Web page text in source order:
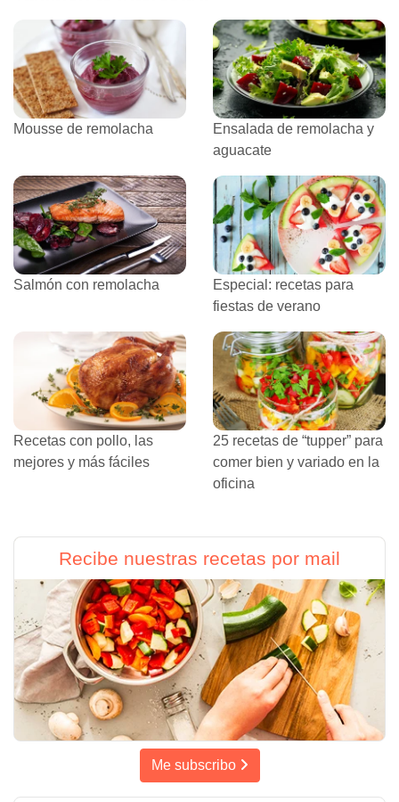
Mousse de remolacha
Ensalada de remolacha y
aguacate
Salmón con remolacha
Especial: recetas para
fiestas de verano
Recetas con pollo, las
mejores y más fáciles
25 recetas de “tupper” para
comer bien y variado en la
oficina
Recibe nuestras recetas por mail
Me subscribo